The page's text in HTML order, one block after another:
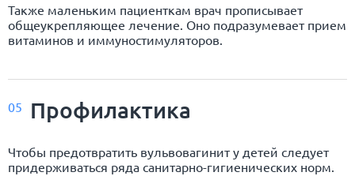
Также маленьким пациенткам врач прописывает
общеукрепляющее лечение. Оно подразумевает прием
витаминов и иммуностимуляторов.
05 Профилактика
Чтобы предотвратить вульвовагинит у детей следует
придерживаться ряда санитарно-гигиенических норм.